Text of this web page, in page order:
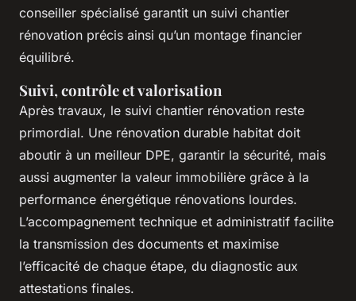
conseiller spécialisé garantit un suivi chantier
rénovation précis ainsi qu’un montage financier
équilibré.
Suivi, contrôle et valorisation
Après travaux, le suivi chantier rénovation reste
primordial. Une rénovation durable habitat doit
aboutir à un meilleur DPE, garantir la sécurité, mais
aussi augmenter la valeur immobilière grâce à la
performance énergétique rénovations lourdes.
L’accompagnement technique et administratif facilite
la transmission des documents et maximise
l’efficacité de chaque étape, du diagnostic aux
attestations finales.